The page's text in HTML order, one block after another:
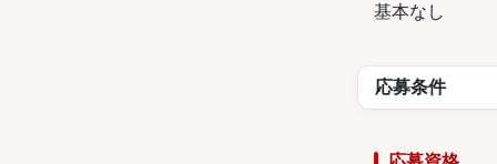
基本なし
応募条件